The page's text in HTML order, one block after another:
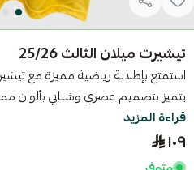
تيشيرت ميلان الثالث 25/26
يتميز بتصميم عصري وشبابي بألوان
قراءة المزيد
١٠٩